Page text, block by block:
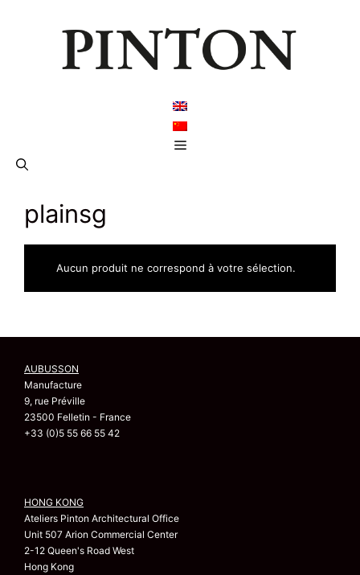
Menu
plainsg
Aucun produit ne correspond à votre sélection.
AUBUSSON
Manufacture
9, rue Préville
23500 Felletin - France
+33 (0)5 55 66 55 42
HONG KONG
Ateliers Pinton Architectural Office
Unit 507 Arion Commercial Center
2-12 Queen's Road West
Hong Kong